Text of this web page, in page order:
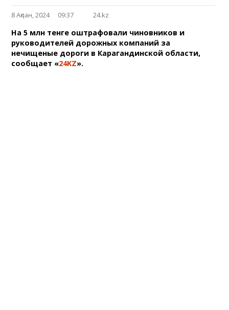
8 Ақпан, 2024 09:37 24.kz
На 5 млн тенге оштрафовали чиновников и
руководителей дорожных компаний за
нечищеные дороги в Карагандинской области,
сообщает «24KZ».